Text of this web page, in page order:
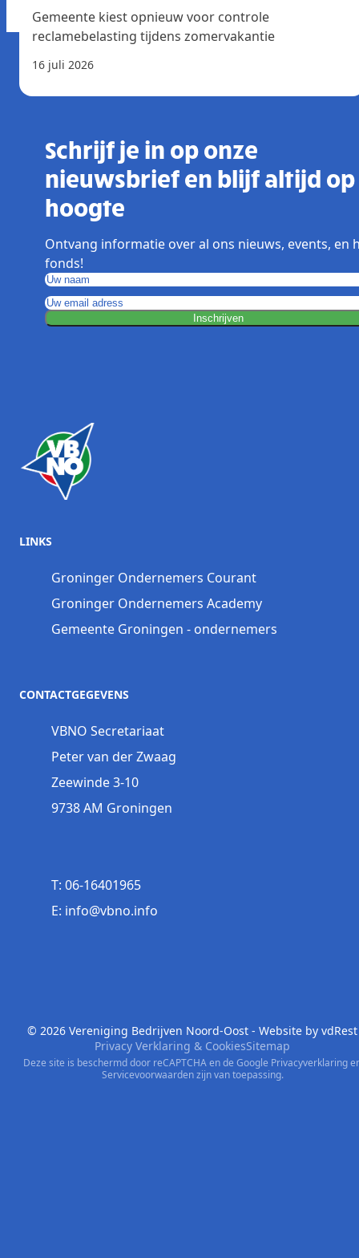
Gemeente kiest opnieuw voor controle
reclamebelasting tijdens zomervakantie
16 juli 2026
Schrijf je in op onze
nieuwsbrief en blijf altijd op
hoogte
Ontvang informatie over al ons nieuws, events, en
fonds!
Inschrijven
LINKS
Groninger Ondernemers Courant
Groninger Ondernemers Academy
Gemeente Groningen - ondernemers
CONTACTGEGEVENS
VBNO Secretariaat
Peter van der Zwaag
Zeewinde 3-10
9738 AM Groningen
T: 06-16401965
E: info@vbno.info
© 2026 Vereniging Bedrijven Noord-Oost - Website by vdRest
Privacy Verklaring & CookiesSitemap
Deze site is beschermd door reCAPTCHA en de Google Privacyverklaring
Servicevoorwaardenzijn van toepassing.